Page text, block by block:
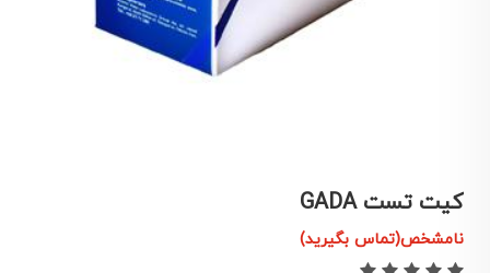
کیت تست GADA
نامشخص(تماس بگیرید)